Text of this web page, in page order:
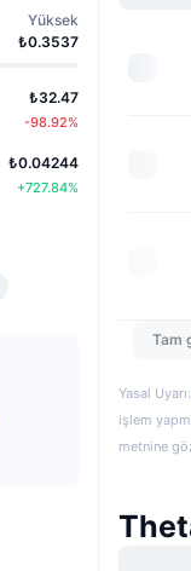
Yüksek
₺0.3537
₺32.47
-98.92%
₺0.04244
+727.84%
Tam
Yasal
işlem
metnine